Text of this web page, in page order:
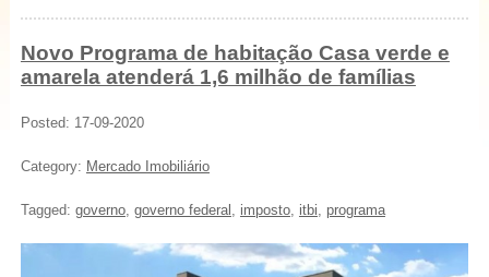
Novo Programa de habitação Casa verde e
amarela atenderá 1,6 milhão de famílias
Posted: 17-09-2020
Category: Mercado Imobiliário
Tagged: governo, governo federal , imposto, itbi, programa